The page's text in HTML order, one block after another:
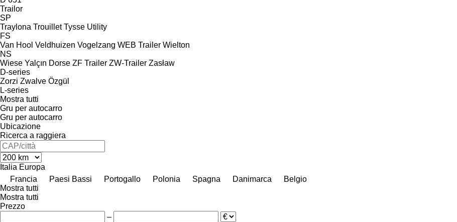
Trailor
SP
Traylona Trouillet Tysse Utility
FS
Van Hool Veldhuizen Vogelzang WEB Trailer Wielton
NS
Wiese Yalçın Dorse ZF Trailer ZW-Trailer Zasław
D-series
Zorzi Zwalve Özgül
L-series
Mostra tutti
Gru per autocarro
Gru per autocarro
Ubicazione
Ricerca a raggiera
Italia Europa
Francia
Paesi Bassi Portogallo Polonia Spagna Danimarca
Belgio
Mostra tutti
Mostra tutti
Prezzo
–